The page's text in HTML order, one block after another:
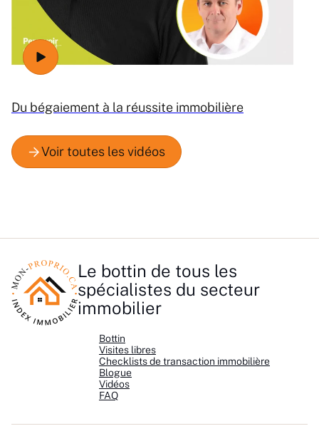
Du bégaiement à la réussite immobilière
Le bottin de tous les
spécialistes du secteur
immobilier
Bottin
Visites libres
Checklists de transaction immobilière
Blogue
Vidéos
FAQ